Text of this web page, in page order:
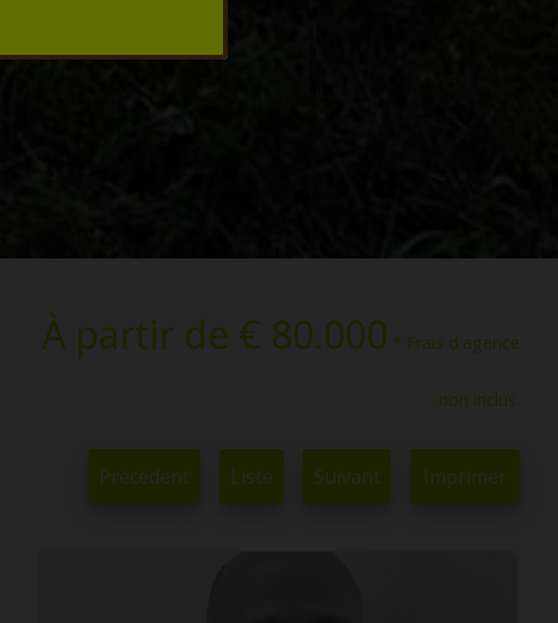
À partir de € 80.000 * Frais d'agence
non inclus.
Précédent Liste Suivant Imprimer